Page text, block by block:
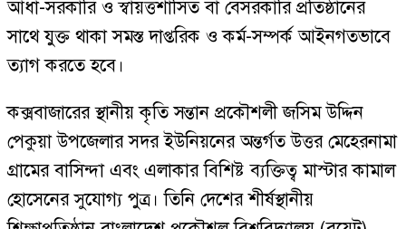
আধা-সরকারি ও স্বায়ত্তশাসিত বা বেসরকারি প্রতিষ্ঠানের
সাথে যুক্ত থাকা সমস্ত দাপ্তরিক ও কর্ম-সম্পর্ক আইনগতভাবে
ত্যাগ করতে হবে।
কক্সবাজারের স্থানীয় কৃতি সন্তান প্রকৌশলী জসিম উদ্দিন
পেকুয়া উপজেলার সদর ইউনিয়নের অন্তর্গত উত্তর মেহেরনামা
গ্রামের বাসিন্দা এবং এলাকার বিশিষ্ট ব্যক্তিত্ব মাস্টার কামাল
হোসেনের সুযোগ্য পুত্র। তিনি দেশের শীর্ষস্থানীয়